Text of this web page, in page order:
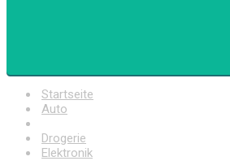
Startseite
Auto
Drogerie
Elektronik